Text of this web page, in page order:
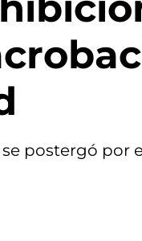
postergó por